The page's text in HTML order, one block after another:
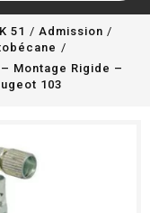
51
Admission
Montage Rigide –
103